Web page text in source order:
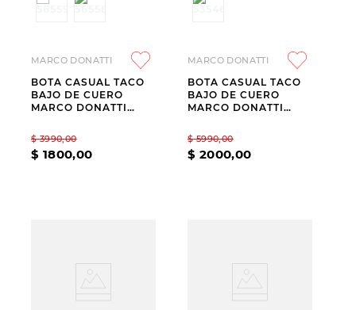
MARCO DONATTI
BOTA CASUAL TACO
BAJO DE CUERO
MARCO DONATTI
$ 3990,00
$ 1800,00
MARCO DONATTI
BOTA CASUAL TACO
BAJO DE CUERO
MARCO DONATTI
$ 5990,00
$ 2000,00